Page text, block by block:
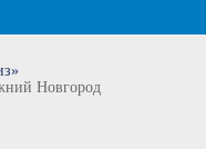
Новгород